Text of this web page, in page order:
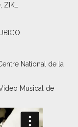
National de la
Musical de